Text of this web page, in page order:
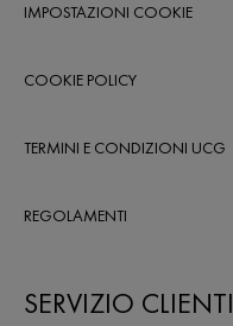
IMPOSTAZIONI COOKIE
COOKIE POLICY
TERMINI E CONDIZIONI UCG
REGOLAMENTI
SERVIZIO CLIENTI